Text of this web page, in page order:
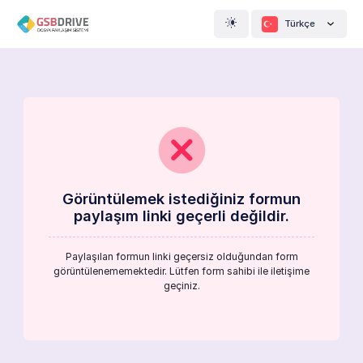
Türkçe
Görüntülemek istediğiniz formun
paylaşım linki geçerli değildir.
Paylaşılan formun linki geçersiz olduğundan form
görüntülenememektedir. Lütfen form sahibi ile iletişime
geçiniz.